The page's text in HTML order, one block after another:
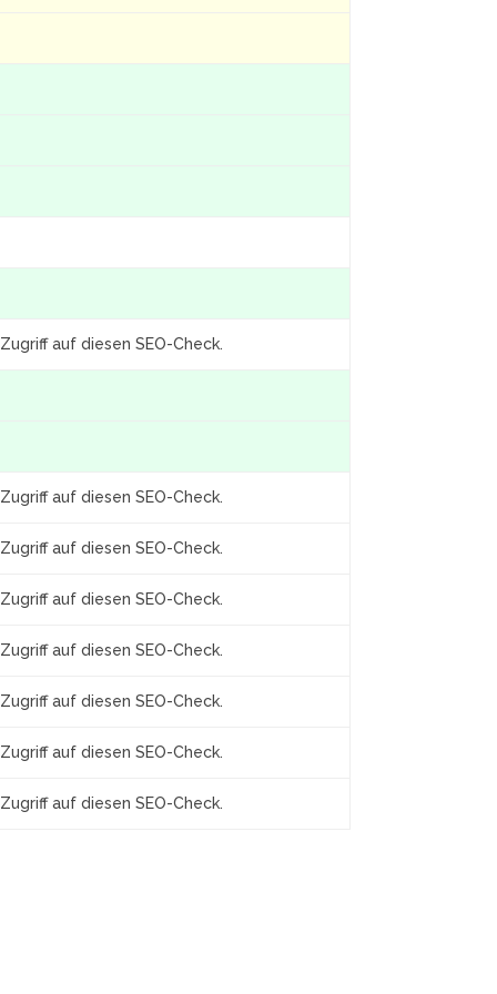
auf diesen SEO-Check.
auf diesen SEO-Check.
auf diesen SEO-Check.
auf diesen SEO-Check.
auf diesen SEO-Check.
auf diesen SEO-Check.
auf diesen SEO-Check.
auf diesen SEO-Check.